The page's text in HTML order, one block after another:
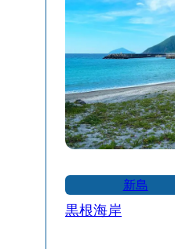
神をはじめとす
り、これが社名
1649年の火災に
1718年には神祇
を授けられまし
年、拝殿は1940
す。
⛩️ 祭神
主祭神は事代主命
を合祀しています
新島
黒根海岸